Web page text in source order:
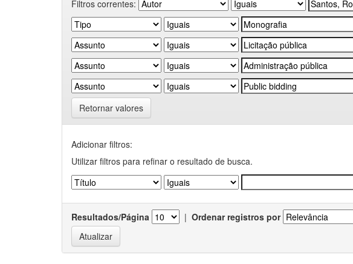
Filtros correntes:
Retornar valores
Adicionar filtros:
Utilizar filtros para refinar o resultado de busca.
Resultados/Página | Ordenar registros por